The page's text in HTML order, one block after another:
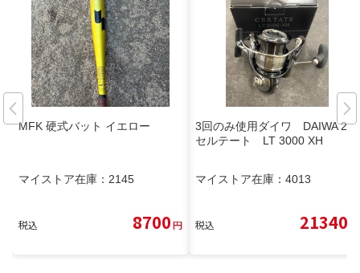
MFK 硬式バット イエロー
マイストア在庫： 2145
税込 8700円
3回のみ使用ダイワ DAIWA 24
セルテート LT 3000 XH
マイストア在庫： 4013
税込 21340